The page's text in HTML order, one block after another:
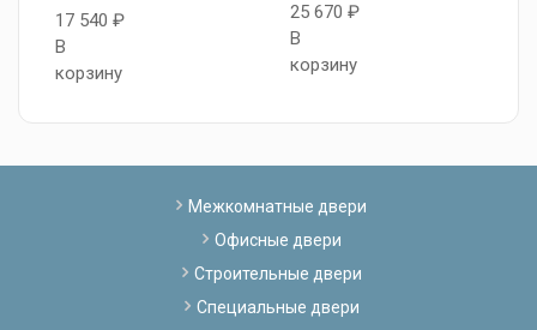
17 540 ₽
В
корзину
25 670 ₽
В
корзину
Межкомнатные двери
Офисные двери
Строительные двери
Специальные двери